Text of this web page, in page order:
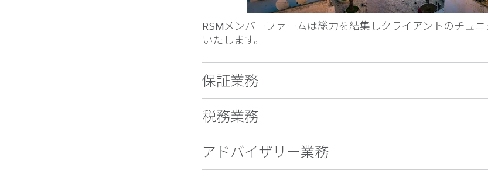
RSMメンバーファームは総力を結集しクライアントのチュ
いたします。
保証業務
税務業務
アドバイザリー業務